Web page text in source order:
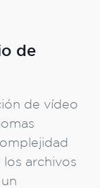
de
de vídeo
archivos